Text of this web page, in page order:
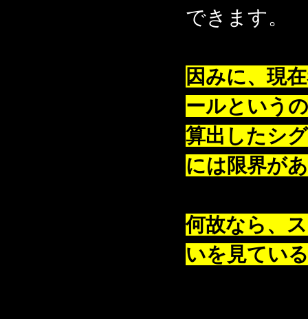
できます。
因みに、現
ールという
算出したシ
には限界が
何故なら、
いを見てい